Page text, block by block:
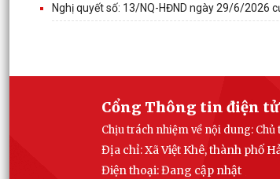
Nghị quyết số: 13/NQ-HĐND ngày 29/6/2026
Cổng Thông tin điện
Chịu trách nhiệm về nội dung:
Địa chỉ: Xã Việt Khê, thành phố
Điện thoại: Đang cập nhật